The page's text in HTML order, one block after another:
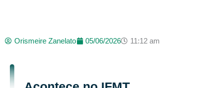
Orismeire Zanelato 05/06/2026 11:12 am